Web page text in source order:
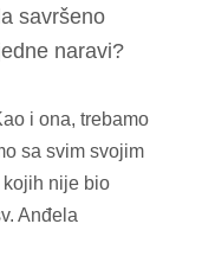
savršeno
naravi?
i ona, trebamo
sa svim svojim
kojih nije bio
Anđela